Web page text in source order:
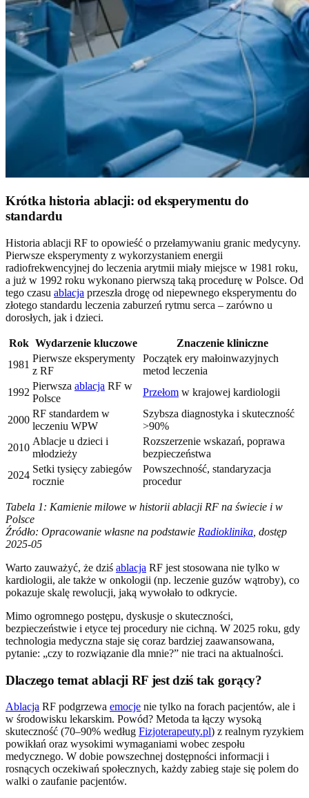
Krótka historia ablacji: od eksperymentu do
standardu
Historia ablacji RF to opowieść o przełamywaniu granic medycyny.
Pierwsze eksperymenty z wykorzystaniem energii
radiofrekwencyjnej do leczenia arytmii miały miejsce w 1981 roku,
a już w 1992 roku wykonano pierwszą taką procedurę w Polsce. Od
tego czasu ablacja przeszła drogę od niepewnego eksperymentu do
złotego standardu leczenia zaburzeń rytmu serca – zarówno u
dorosłych, jak i dzieci.
Rok Wydarzenie kluczowe
Znaczenie kliniczne
1981
Pierwsze eksperymenty
z RF
Początek ery małoinwazyjnych
metod leczenia
1992
Pierwsza ablacja RF w
Polsce
Przełom w krajowej kardiologii
2000
RF standardem w
leczeniu WPW
Szybsza diagnostyka i skuteczność
>90%
2010
Ablacje u dzieci i
młodzieży
Rozszerzenie wskazań, poprawa
bezpieczeństwa
2024
Setki tysięcy zabiegów
rocznie
Powszechność, standaryzacja
procedur
Tabela 1: Kamienie milowe w historii ablacji RF na świecie i w
Polsce
Źródło: Opracowanie własne na podstawie Radioklinika , dostęp
2025-05
Warto zauważyć, że dziś ablacja RF jest stosowana nie tylko w
kardiologii, ale także w onkologii (np. leczenie guzów wątroby), co
pokazuje skalę rewolucji, jaką wywołało to odkrycie.
Mimo ogromnego postępu, dyskusje o skuteczności,
bezpieczeństwie i etyce tej procedury nie cichną. W 2025 roku, gdy
technologia medyczna staje się coraz bardziej zaawansowana,
pytanie: „czy to rozwiązanie dla mnie?” nie traci na aktualności.
Dlaczego temat ablacji RF jest dziś tak gorący?
Ablacja RF podgrzewa emocje nie tylko na forach pacjentów, ale i
w środowisku lekarskim. Powód? Metoda ta łączy wysoką
skuteczność (70–90% według Fizjoterapeuty.pl) z realnym ryzykiem
powikłań oraz wysokimi wymaganiami wobec zespołu
medycznego. W dobie powszechnej dostępności informacji i
rosnących oczekiwań społecznych, każdy zabieg staje się polem do
walki o zaufanie pacjentów.